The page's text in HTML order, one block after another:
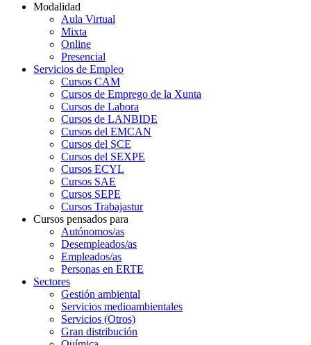
Modalidad
Aula Virtual
Mixta
Online
Presencial
Servicios de Empleo
Cursos CAM
Cursos de Emprego de la Xunta
Cursos de Labora
Cursos de LANBIDE
Cursos del EMCAN
Cursos del SCE
Cursos del SEXPE
Cursos ECYL
Cursos SAE
Cursos SEPE
Cursos Trabajastur
Cursos pensados para
Autónomos/as
Desempleados/as
Empleados/as
Personas en ERTE
Sectores
Gestión ambiental
Servicios medioambientales
Servicios (Otros)
Gran distribución